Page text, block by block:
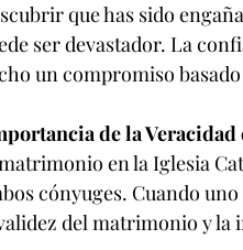
que has sido
ser devastador. La
un compromiso
de la
en la Iglesia
cónyuges. Cuando
del matrimonio y